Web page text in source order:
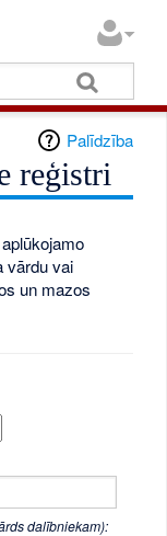
Palīdzība
reģistri
vārdu vai
un mazos
dalībniekam):